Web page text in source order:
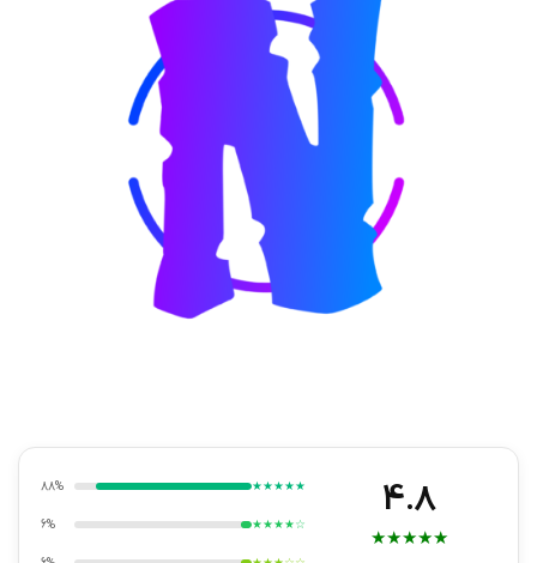
4.8
★
★
★
★
★
★★★★★
88%
★★★★☆
6%